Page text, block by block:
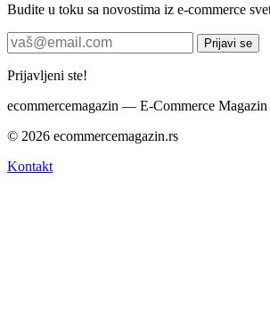
Budite u toku sa novostima iz e-commerce
Prijavi se
Prijavljeni ste!
ecommercemagazin — E-Commerce Magazin
© 2026 ecommercemagazin.rs
Kontakt